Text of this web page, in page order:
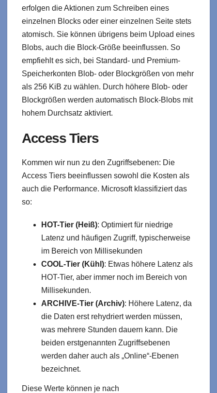
erfolgen die Aktionen zum Schreiben eines
einzelnen Blocks oder einer einzelnen Seite stets
atomisch. Sie können übrigens beim Upload eines
Blobs, auch die Block-Größe beeinflussen. So
empfiehlt es sich, bei Standard- und Premium-
Speicherkonten Blob- oder Blockgrößen von mehr
als 256 KiB zu wählen. Durch höhere Blob- oder
Blockgrößen werden automatisch Block-Blobs mit
hohem Durchsatz aktiviert.
Access Tiers
Kommen wir nun zu den Zugriffsebenen: Die
Access Tiers beeinflussen sowohl die Kosten als
auch die Performance. Microsoft klassifiziert das
so:
HOT-Tier (Heiß): Optimiert für niedrige
Latenz und häufigen Zugriff, typischerweise
im Bereich von Millisekunden
COOL-Tier (Kühl): Etwas höhere Latenz als
HOT-Tier, aber immer noch im Bereich von
Millisekunden.
ARCHIVE-Tier (Archiv): Höhere Latenz, da
die Daten erst rehydriert werden müssen,
was mehrere Stunden dauern kann. Die
beiden erstgenannten Zugriffsebenen
werden daher auch als „Online“-Ebenen
bezeichnet.
Diese Werte können je nach